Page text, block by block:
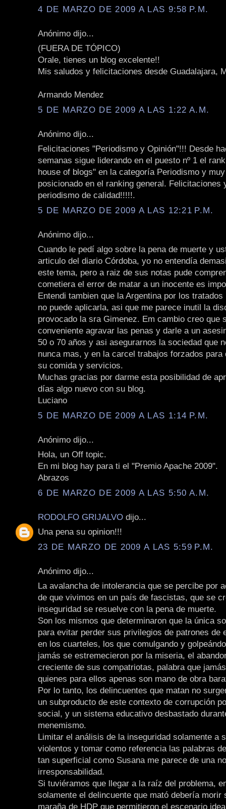
4 DE MARZO DE 2009 A LAS 9:58 P.M.
Anónimo dijo...
(FUERA DE TÓPICO)
Orale, tienes un blog excelente!!
Mis saludos y felicitaciones desde Guadalajara,
Armando Mendez
5 DE MARZO DE 2009 A LAS 1:22 A.M.
Anónimo dijo...
Felicitaciones "Periodismo y Opinión"!!! Desde
semanas sigue liderando en el puesto nº 1 el
house of blogs" en la categoría Periodismo y
posicionado en el ranking general. Felicitaciones
periodismo de calidad!!!!!.
5 DE MARZO DE 2009 A LAS 12:21 P.M.
Anónimo dijo...
Cuando le pedí algo sobre la pena de muerte y
articulo del diario Córdoba, yo no entendía
este tema, pero a raiz de sus notas pude
cometiera el error de matar a un inocente es
Entendi tambien que la Argentina por los
no puede aplicarla, asi que me parece inutil la
provocado la sra Gimenez. Em cambio creo que
conveniente agravar las penas y darle a un
50 o 70 años y asi asegurarnos la sociedad que
nunca mas, y en la carcel trabajos forzados para
su comida y servicios.
Muchas gracias por darme esta posibilidad de
días algo nuevo con su blog.
Luciano
5 DE MARZO DE 2009 A LAS 1:14 P.M.
Anónimo dijo...
Hola, un Off topic.
En mi blog hay para ti el "Premio Apache 2009".
Abrazos
6 DE MARZO DE 2009 A LAS 5:50 A.M.
RODOLFO GRIJALVO dijo...
Una pena su opinion!!!
23 DE MARZO DE 2009 A LAS 5:59 P.M.
Anónimo dijo...
La avalancha de intolerancia que se percibe por
de que vivimos en un país de fascistas, que se
inseguridad se resuelve con la pena de muerte.
Son los mismos que determinaron que la única
para evitar perder sus privilegios de patrones de
en los cuarteles, los que comulgando y
jamás se estremecieron por la miseria, el
creciente de sus compatriotas, palabra que
quienes para ellos apenas son mano de obra
Por lo tanto, los delincuentes que matan no
un subproducto de este contexto de corrupción
social, y un sistema educativo desbastado
menemismo.
Limitar el análisis de la inseguridad solamente a
violentos y tomar como referencia las palabras
tan superficial como Susana me parece de una
irresponsabilidad.
Si tuviéramos que llegar a la raíz del problema,
solamente el delincuente que mató debería morir
maraña de HDP que permitieron el escenario